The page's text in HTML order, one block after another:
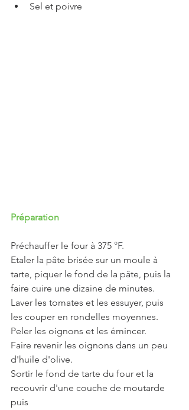
Sel et poivre
Préparation
Préchauffer le four à 375 °F.
Etaler la pâte brisée sur un moule à
tarte, piquer le fond de la pâte, puis la
faire cuire une dizaine de minutes.
Laver les tomates et les essuyer, puis
les couper en rondelles moyennes.
Peler les oignons et les émincer.
Faire revenir les oignons dans un peu
d'huile d'olive.
Sortir le fond de tarte du four et la
recouvrir d'une couche de moutarde
puis